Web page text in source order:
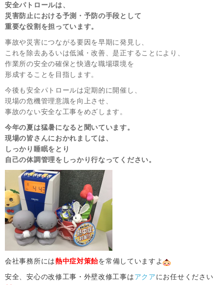
安全パトロールは、
災害防止における予測・予防の手段として
重要な役割を担っています。
事故や災害につながる要因を早期に発見し、
これを除去あるいは低減・改善、是正することにより、
作業所の安全の確保と快適な職場環境を
形成することを目指します。
今後も安全パトロールは定期的に開催し、
現場の危機管理意識を向上させ、
事故のない安全な工事をめざします。
今年の夏は猛暑になると聞いています。
現場の皆さんにおかれましては、
しっかり睡眠をとり
自己の体調管理をしっかり行なってください。
会社事務所には熱中症対策飴を常備していますよ
安全、安心の改修工事・外壁改修工事はアクアにお任せください